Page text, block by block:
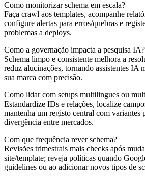
Como monitorizar schema em escala?
Faça crawl aos templates, acompanhe
configure alertas para erros/quebras e
problemas a deploys.
Como a governação impacta a pesquisa IA?
Schema limpo e consistente melhora a
reduz alucinações, tornando assistentes IA
sua marca com precisão.
Como lidar com setups multilingues ou
Estandardize IDs e relações, localize
mantenha um registo central com variantes
divergência entre mercados.
Com que frequência rever schema?
Revisões trimestrais mais checks após
site/template; reveja políticas quando
guidelines ou ao adicionar novos tipos de